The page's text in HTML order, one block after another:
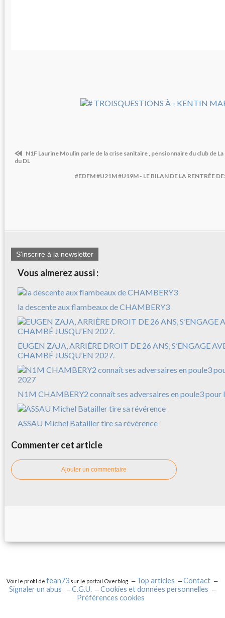
N1F Laurine Moulin parle de la crise sanitaire , pensionnaire du club de
du DL
#EDFM #U21M #U19M - LE BILAN DE LA RENTRÉE
S'inscrire à la newsletter
Vous aimerez aussi :
la descente aux flambeaux de CHAMBERY3
EUGEN ZAJA, ARRIÈRE DROIT DE 26 ANS, S’ENGAGE
CHAMBÉ JUSQU’EN 2027.
N1M CHAMBERY2 connaît ses adversaires en poule3 pour
ASSAU Michel Batailler tire sa révérence
Commenter cet article
Ajouter un commentaire
Voir le profil defean73 sur le portail Overblog Top articles
Contact
Signaler un abus
C.G.U.
Cookies et données personnelles
Préférences cookies